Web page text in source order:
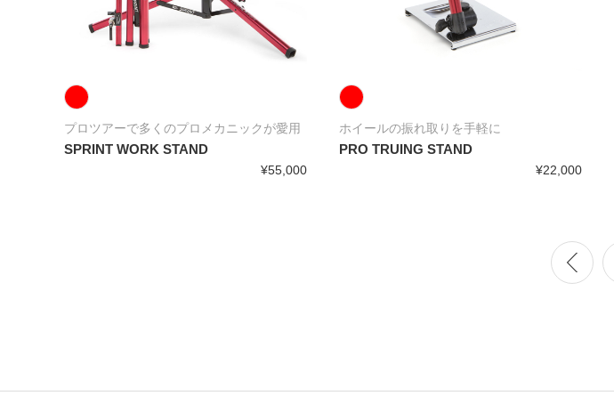
プロツアーで多くのプロメカニックが愛用
SPRINT WORK STAND
¥55,000
ホイールの振れ取りを手軽に
PRO TRUING STAND
¥22,000